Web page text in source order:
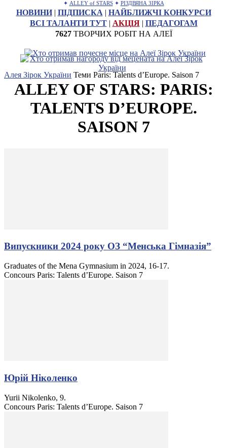
✦ ALLEY of STARS ✦ РІЗДВЯНА ЗІРКА
НОВИНИ| ПІДПИСКА | НАЙБЛИЖЧІ КОНКУРСИ
ВСІ ТАЛАНТИ ТУТ| АКЦІЯ| ПЕДАГОГАМ
7627ТВОРЧИХ РОБІТ НА АЛЕЇ
Алея Зірок України Теми Paris: Talents d’Europe. Saison 7
ALLEY OF STARS: PARIS:
TALENTS D’EUROPE.
SAISON 7
Випускники 2024 року ОЗ “Менська Гімназія”
Graduates of the Mena Gymnasium in 2024, 16-17.
Concours Paris: Talents d’Europe. Saison 7
Юрій Ніколенко
Yurii Nikolenko, 9.
Concours Paris: Talents d’Europe. Saison 7